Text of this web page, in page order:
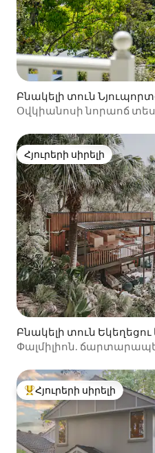
Բնակելի տուն
Օվկիանոսի նորաոճ
Հյուրերի սիրելի
Հյուրերի սիրելի
Բնակելի տուն
Փալմիլիոն.
Հյուրերի սիրելի
Հյուրերի սիրելի